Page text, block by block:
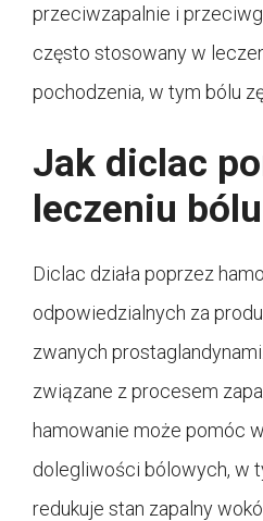
przeciwzapalnie i
często stosowany w
pochodzenia, w tym bólu
Jak diclac
leczeniu
Diclac działa poprzez
odpowiedzialnych za
zwanych
związane z procesem
hamowanie może pomóc
dolegliwości bólowych, w
redukuje stan zapalny